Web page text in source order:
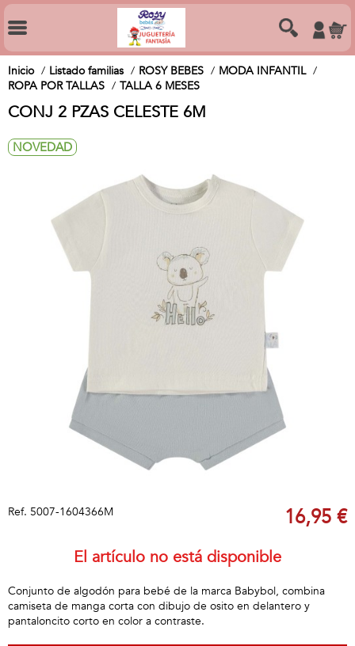
Inicio Listado familias ROSY BEBES
MODA INFANTIL
ROPA POR TALLAS
TALLA 6 MESES
CONJ 2 PZAS CELESTE 6M
NOVEDAD
Ref. 5007-1604366M 16,95 €
El artículo no está disponible
Conjunto de algodón para bebé de la marca Babybol, combina
camiseta de manga corta con dibujo de osito en delantero y
pantaloncito corto en color a contraste.